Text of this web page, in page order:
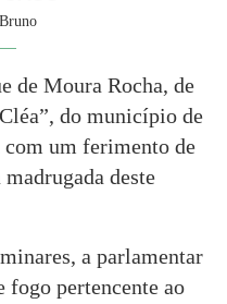
Bruno
de Moura Rocha, de
do município de
um ferimento de
deste
a parlamentar
pertencente ao